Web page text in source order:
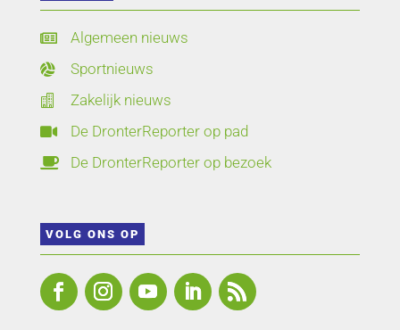
 Algemeen nieuws
 Sportnieuws
 Zakelijk nieuws
 De DronterReporter op pad
 De DronterReporter op bezoek
VOLG ONS OP